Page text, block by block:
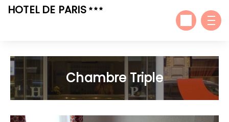
HOTEL DE PARIS
Chambre Triple